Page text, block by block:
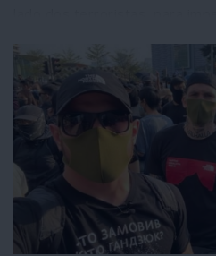
lo, o sultão neo-otomano
geoestratégicas de
russos e chineses em
Oriental, mas caiu no que
poder aéreo russo, as tropas
cercadas pelo Exército Sírio
por um: o que permite o
vermelhas” de Damasco e,
quanto ao que Ancara tem a
de Sochi de 2018, são